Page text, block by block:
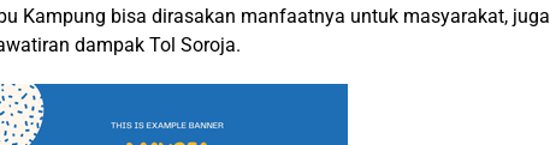
Kampung bisa dirasakan manfaatnya untuk masyarakat, juga
dampak Tol Soroja.